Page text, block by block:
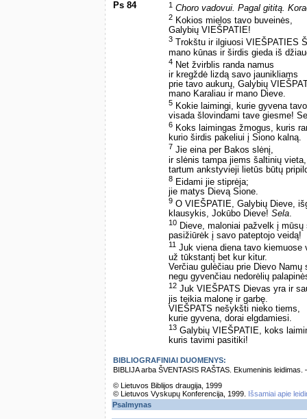
Ps 84 1 Choro vadovui. Pagal gititą.
2 Kokios mielos tavo buveinės,
Galybių VIEŠPATIE!
3 Trokštu ir ilgiuosi VIEŠPATIES
mano kūnas ir širdis gieda iš
4 Net žvirblis randa namus
ir kregždė lizdą savo jaunikliams
prie tavo aukurų, Galybių
mano Karaliau ir mano Dieve.
5 Kokie laimingi, kurie gyvena
visada šlovindami tave giesme!
6 Koks laimingas žmogus, kuris
kurio širdis pakeliui į Siono kalną.
7 Jie eina per Bakos slėnį,
ir slėnis tampa jiems šaltinių vieta,
tartum ankstyvieji lietūs būtų
8 Eidami jie stiprėja;
jie matys Dievą Sione.
9 O VIEŠPATIE, Galybių Dieve,
klausykis, Jokūbo Dieve! Sela.
10 Dieve, maloniai pažvelk į mūsų
pasižiūrėk į savo pateptojo veidą!
11 Juk viena diena tavo kiemuose
už tūkstantį bet kur kitur.
Verčiau gulėčiau prie Dievo Namų
negu gyvenčiau nedorėlių
12 Juk VIEŠPATS Dievas yra ir
jis teikia malonę ir garbę.
VIEŠPATS nešykšti nieko tiems,
kurie gyvena, dorai elgdamiesi.
13 Galybių VIEŠPATIE, koks
kuris tavimi pasitiki!
BIBLIOGRAFINIAI DUOMENYS:
BIBLIJA arba ŠVENTASIS RAŠTAS. Ekumeninis
© Lietuvos Biblijos draugija, 1999
© Lietuvos Vyskupų Konferencija, 1999.
Išsamiai apie
Psalmynas